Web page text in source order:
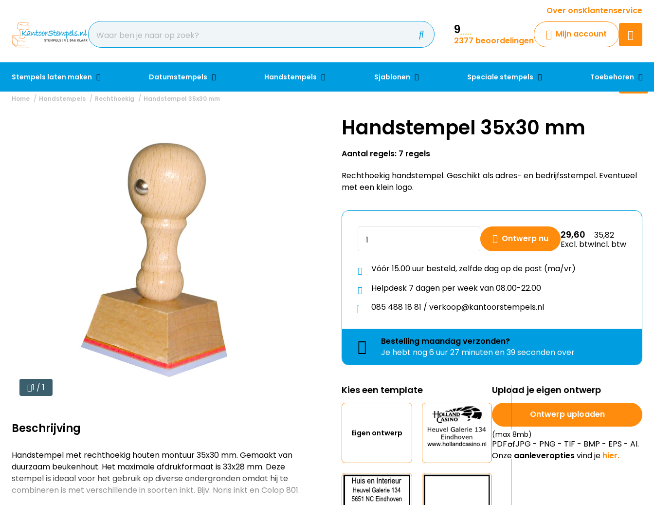
Over onsKlantenservice
9
2377 beoordelingen
Mijn account
Stempels laten maken Datumstempels Handstempels Sjablonen Speciale stempels Toebehoren
Krijg een antwoord op uw vraag
Chatbot
Chat 24/7 met onze chatbot
Contact
Home Handstempels Rechthoekig Handstempel 35x30 mm
1 / 1
Beschrijving
Handstempel met rechthoekig houten montuur 35x30 mm. Gemaakt van
duurzaam beukenhout. Het maximale afdrukformaat is 33x28 mm. Deze
stempel is ideaal voor het gebruik op diverse ondergronden omdat hij te
combineren is met verschillende in soorten inkt. Bijv. Noris inkt en Colop 801.
Handstempel 35x30 mm
Aantal regels: 7 regels
Rechthoekig handstempel. Geschikt als adres- en bedrijfsstempel. Eventueel
met een klein logo.
Ontwerp nu 29,60
Excl. btw
35,82
Incl. btw
Vóór 15.00 uur besteld, zelfde dag op de post (ma/vr)
Helpdesk 7 dagen per week van 08.00-22.00
085 488 18 81 / verkoop@kantoorstempels.nl
Bestelling maandagverzonden?
Je hebt nog6 uur 27 minuten en 38 seconden over
Kies een template
Eigen ontwerp
Upload je eigen ontwerp
Ontwerp uploaden
(max 8mb)
PDF - JPG - PNG - TIF - BMP - EPS - AI.
Onze aanleveroptiesvind je hier.